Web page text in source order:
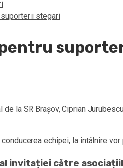
stegari
de la SR Brașov, Ciprian
echipei, la întâlnire
invitației către